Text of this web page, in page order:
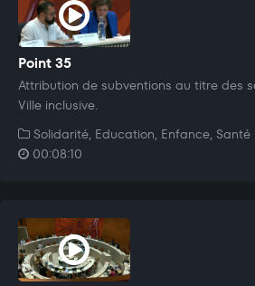
Point 35
Attribution de subventions au titre des
Ville inclusive.
Solidarité, Education, Enfance, Santé
00:08:10